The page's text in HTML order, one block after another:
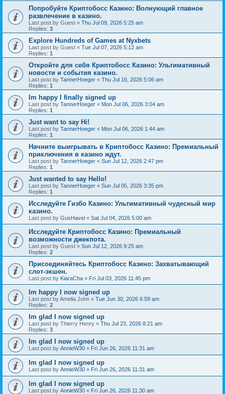
Попробуйте Криптобосс Казино: Волнующий главное
развлечение в казино.
Last post by Guest « Thu Jul 09, 2026 5:25 am
Replies: 3
Explore Hundreds of Games at Nyxbets
Last post by Guest « Tue Jul 07, 2026 5:12 am
Replies: 1
Откройте для себя Криптобосс Казино: Ультимативный
новости и события казино.
Last post by TannerHoeger « Thu Jul 16, 2026 5:06 am
Replies: 1
Im happy I finally signed up
Last post by TannerHoeger « Mon Jul 06, 2026 3:04 am
Replies: 1
Just want to say Hi!
Last post by TannerHoeger « Mon Jul 06, 2026 1:44 am
Replies: 1
Начните выигрывать в Криптобосс Казино: Премиальный
приключения в казино ждут.
Last post by TannerHoeger « Sun Jul 12, 2026 2:47 pm
Replies: 1
Just wanted to say Hello!
Last post by TannerHoeger « Sun Jul 05, 2026 3:35 pm
Replies: 1
Исследуйте Гизбо Казино: Ультимативный чудесный мир
казино.
Last post by GusHavel « Sat Jul 04, 2026 5:00 am
Исследуйте Криптобосс Казино: Премиальный
возможности джекпота.
Last post by Guest « Sun Jul 12, 2026 9:25 am
Replies: 2
Присоединяйтесь Криптобосс Казино: Захватывающий
слот-экшен.
Last post by KiaraCha « Fri Jul 03, 2026 11:45 pm
Im happy I now signed up
Last post byAmelia John « Tue Jun 30, 2026 6:59 am
Replies: 2
Im glad I now signed up
Last post by Thierry Henry « Thu Jul 23, 2026 8:21 am
Replies: 3
Im glad I now signed up
Last post by AnnieW30 « Fri Jun 26, 2026 11:31 am
Im glad I now signed up
Last post by AnnieW30 « Fri Jun 26, 2026 11:31 am
Im glad I now signed up
Last post by AnnieW30 « Fri Jun 26, 2026 11:30 am